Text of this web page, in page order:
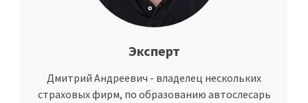
Эксперт
Дмитрий Андреевич - владелец нескольких
страховых фирм, по образованию автослесарь